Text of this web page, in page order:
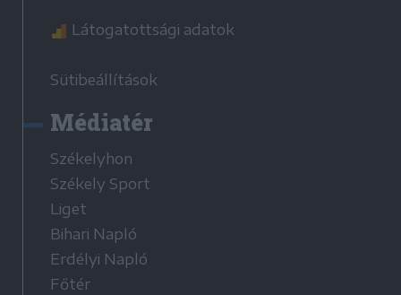
Látogatottsági adatok
Sütibeállítások
Médiatér
Székelyhon
Székely Sport
Liget
Bihari Napló
Erdélyi Napló
Főtér